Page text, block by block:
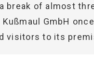
break of almost
Kußmaul GmbH
visitors to its